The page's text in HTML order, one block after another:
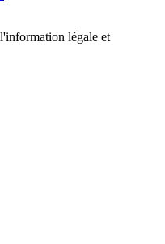
légale et